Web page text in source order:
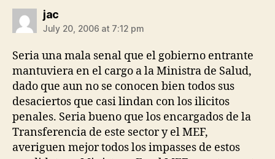
jacsays:
July 20, 2006 at 7:12 pm
Seria una mala senal que el gobierno entrante
mantuviera en el cargo a la Ministra de Salud,
dado que aun no se conocen bien todos sus
desaciertos que casi lindan con los ilicitos
penales. Seria bueno que los encargados de la
Transferencia de este sector y el MEF,
averiguen mejor todos los impasses de estos